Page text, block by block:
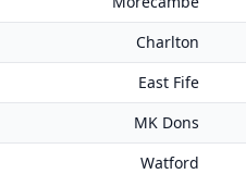
Charlton
East Fife
MK Dons
Watford